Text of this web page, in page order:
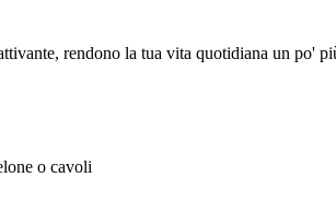
rendono la tua vita quotidiana un po'
o cavoli